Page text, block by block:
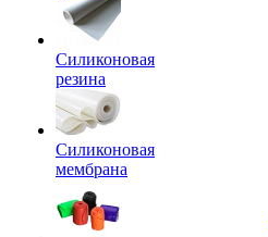
Силиконовая
резина
Силиконовая
мембрана